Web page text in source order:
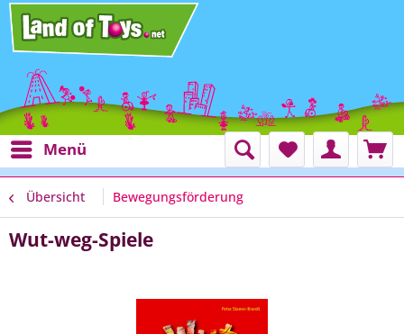
Menü
Übersicht Bewegungsförderung
Wut-weg-Spiele